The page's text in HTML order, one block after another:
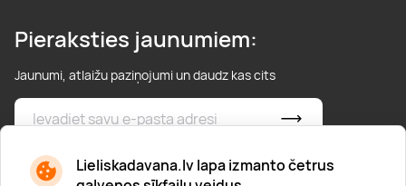
Lieliskadavana.lv lapa izmanto četrus
Pieraksties jaunumiem:
Jaunumi, atlaižu paziņojumi un daudz kas cits
* Esmu iepazinies/usies ar privātuma politiku